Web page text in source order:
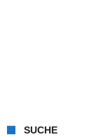
SUCHE